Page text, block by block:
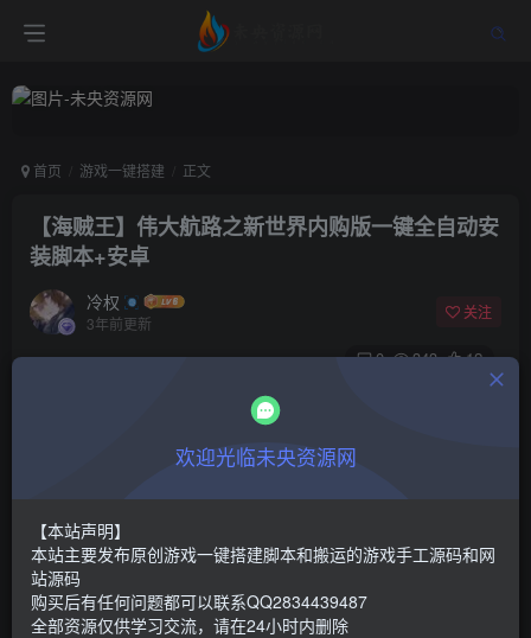
首页 游戏一键搭建 正文
【海贼王】伟大航路之新世界内购版一键全自动安
装脚本+安卓
冷权
3年前更新
关注
0 343 12
此内容为付费阅读，请付费后查看
18.8
超级会员￥15 至尊会员￥8
欢迎光临未央资源网
【本站声明】
本站主要发布原创游戏一键搭建脚本和搬运的游戏手工源码和网
站源码
购买后有任何问题都可以联系QQ2834439487
全部资源仅供学习交流，请在24小时内删除